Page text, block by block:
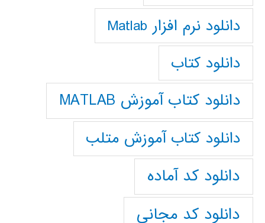
دانلود نرم افزار Matlab
دانلود کتاب
دانلود کتاب آموزش MATLAB
دانلود کتاب آموزش متلب
دانلود کد آماده
دانلود کد مجانی